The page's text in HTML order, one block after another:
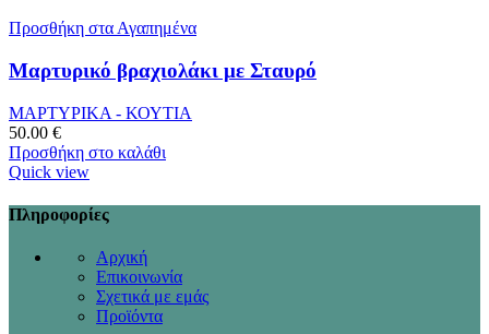
Προσθήκη στα Αγαπημένα
Μαρτυρικό βραχιολάκι με Σταυρό
ΜΑΡΤΥΡΙΚΑ - ΚΟΥΤΙΑ
50.00 €
Προσθήκη στο καλάθι
Quick view
Πληροφορίες
Αρχική
Επικοινωνία
Σχετικά με εμάς
Προϊόντα